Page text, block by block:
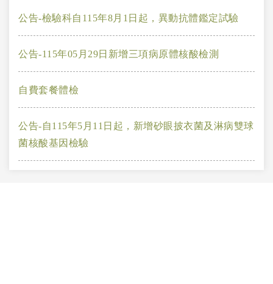
公告-檢驗科自115年8月1日起，異動抗體鑑定試驗
公告-115年05月29日新增三項病原體核酸檢測
自費套餐體檢
公告-自115年5月11日起，新增砂眼披衣菌及淋病雙球
菌核酸基因檢驗